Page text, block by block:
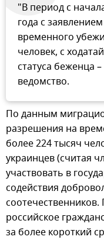
"В период с
года с
временного
человек, с
статуса беженца
ведомство.
По данным
разрешения на
более 224 тысяч
украинцев (считая
участвовать в
содействия
российское
за более короткий